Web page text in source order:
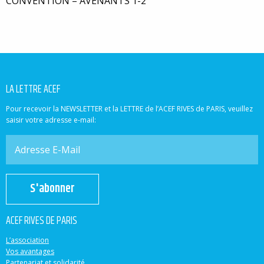
LA LETTRE ACEF
Pour recevoir la NEWSLETTER et la LETTRE de l’ACEF RIVES de PARIS, veuillez
saisir votre adresse e-mail:
S'abonner
ACEF RIVES DE PARIS
L’association
Vos avantages